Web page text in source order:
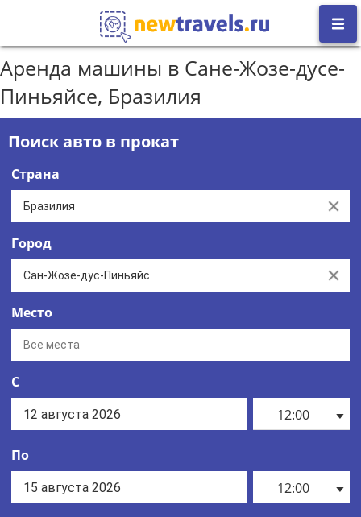
Аренда машины в Сане-Жозе-дусе-
Пиньяйсе, Бразилия
Поиск авто в прокат
Страна
Clear
Город
Clear
Место
С
12:00
По
12:00